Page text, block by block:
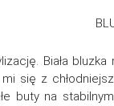
Biała
się z
buty na